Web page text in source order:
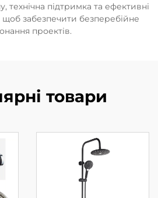
технічна підтримка та ефективні
щоб забезпечити безперебійне
проектів.
товари